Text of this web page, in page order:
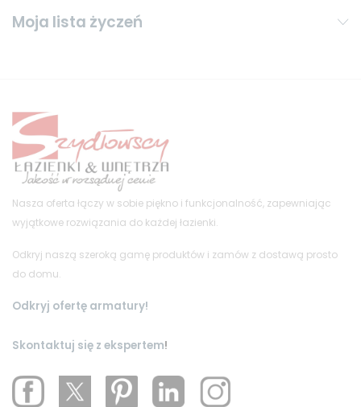
Moja lista życzeń
Nasza oferta łączy w sobie piękno i funkcjonalność, zapewniając
wyjątkowe rozwiązania do każdej łazienki.
Odkryj naszą szeroką gamę produktów i zamów z dostawą prosto
do domu.
Odkryj ofertę armatury!
Skontaktuj się z ekspertem!